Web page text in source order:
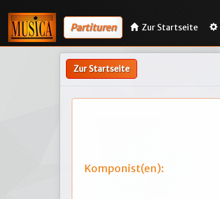
Partituren Zur Startseite
Zur Startseite
Komponist(en):